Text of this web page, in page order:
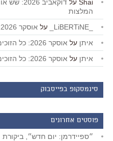
Shai על
דוקאביב
המלצות
על אוסקר 2026: כל הזוכים
איתן על אוסקר 2026: כל הזוכים
איתן על אוסקר 2026: כל הזוכים
סינמסקופ בפייסבוק
פוסטים אחרונים
״ספיידרמן: יום חדש״, ביקורת